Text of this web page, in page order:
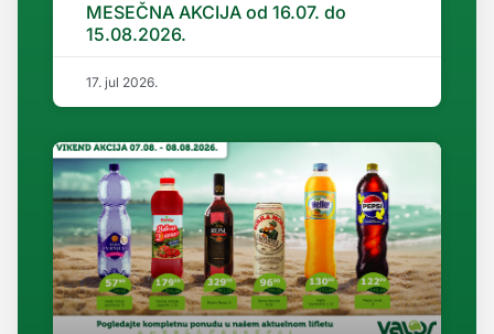
MESEČNA AKCIJA od 16.07. do
15.08.2026.
17. jul 2026.